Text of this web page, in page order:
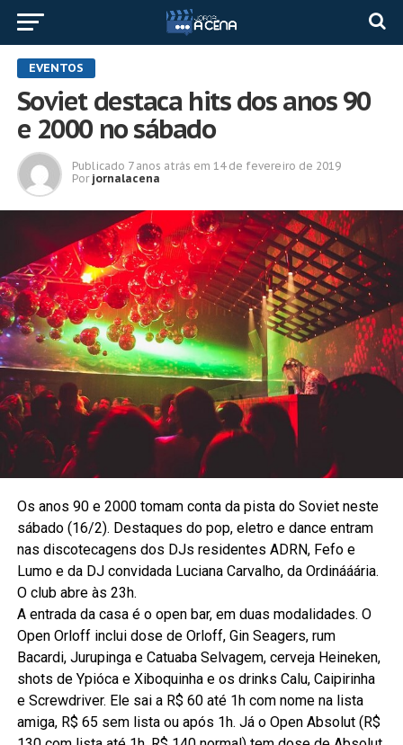
EVENTOS
Soviet destaca hits dos anos 90
e 2000 no sábado
Publicado 7 anos atrás em 14 de fevereiro de 2019
Por jornalacena
Os anos 90 e 2000 tomam conta da pista do Soviet neste
sábado (16/2). Destaques do pop, eletro e dance entram
nas discotecagens dos DJs residentes ADRN, Fefo e
Lumo e da DJ convidada Luciana Carvalho, da Ordinááária.
O club abre às 23h.
A entrada da casa é o open bar, em duas modalidades. O
Open Orloff inclui dose de Orloff, Gin Seagers, rum
Bacardi, Jurupinga e Catuaba Selvagem, cerveja Heineken,
shots de Ypióca e Xiboquinha e os drinks Calu, Caipirinha
e Screwdriver. Ele sai a R$ 60 até 1h com nome na lista
amiga, R$ 65 sem lista ou após 1h. Já o Open Absolut (R$